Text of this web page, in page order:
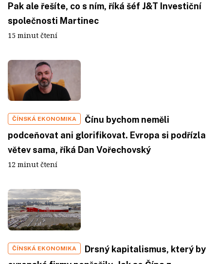
Pak ale řešíte, co s ním, říká šéf J&T Investiční
společnosti Martinec
15 minut čtení
ČÍNSKÁ EKONOMIKA
Čínu bychom neměli
podceňovat ani glorifikovat. Evropa si podřízla
větev sama, říká Dan Vořechovský
12 minut čtení
ČÍNSKÁ EKONOMIKA
Drsný kapitalismus, který by